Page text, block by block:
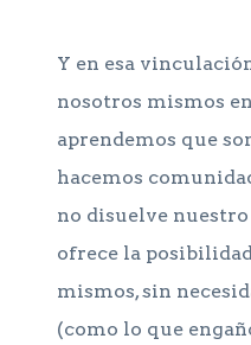
Y en esa
nosotros mismos
aprendemos que
hacemos
no disuelve nuestro
ofrece la
mismos, sin
(como lo que